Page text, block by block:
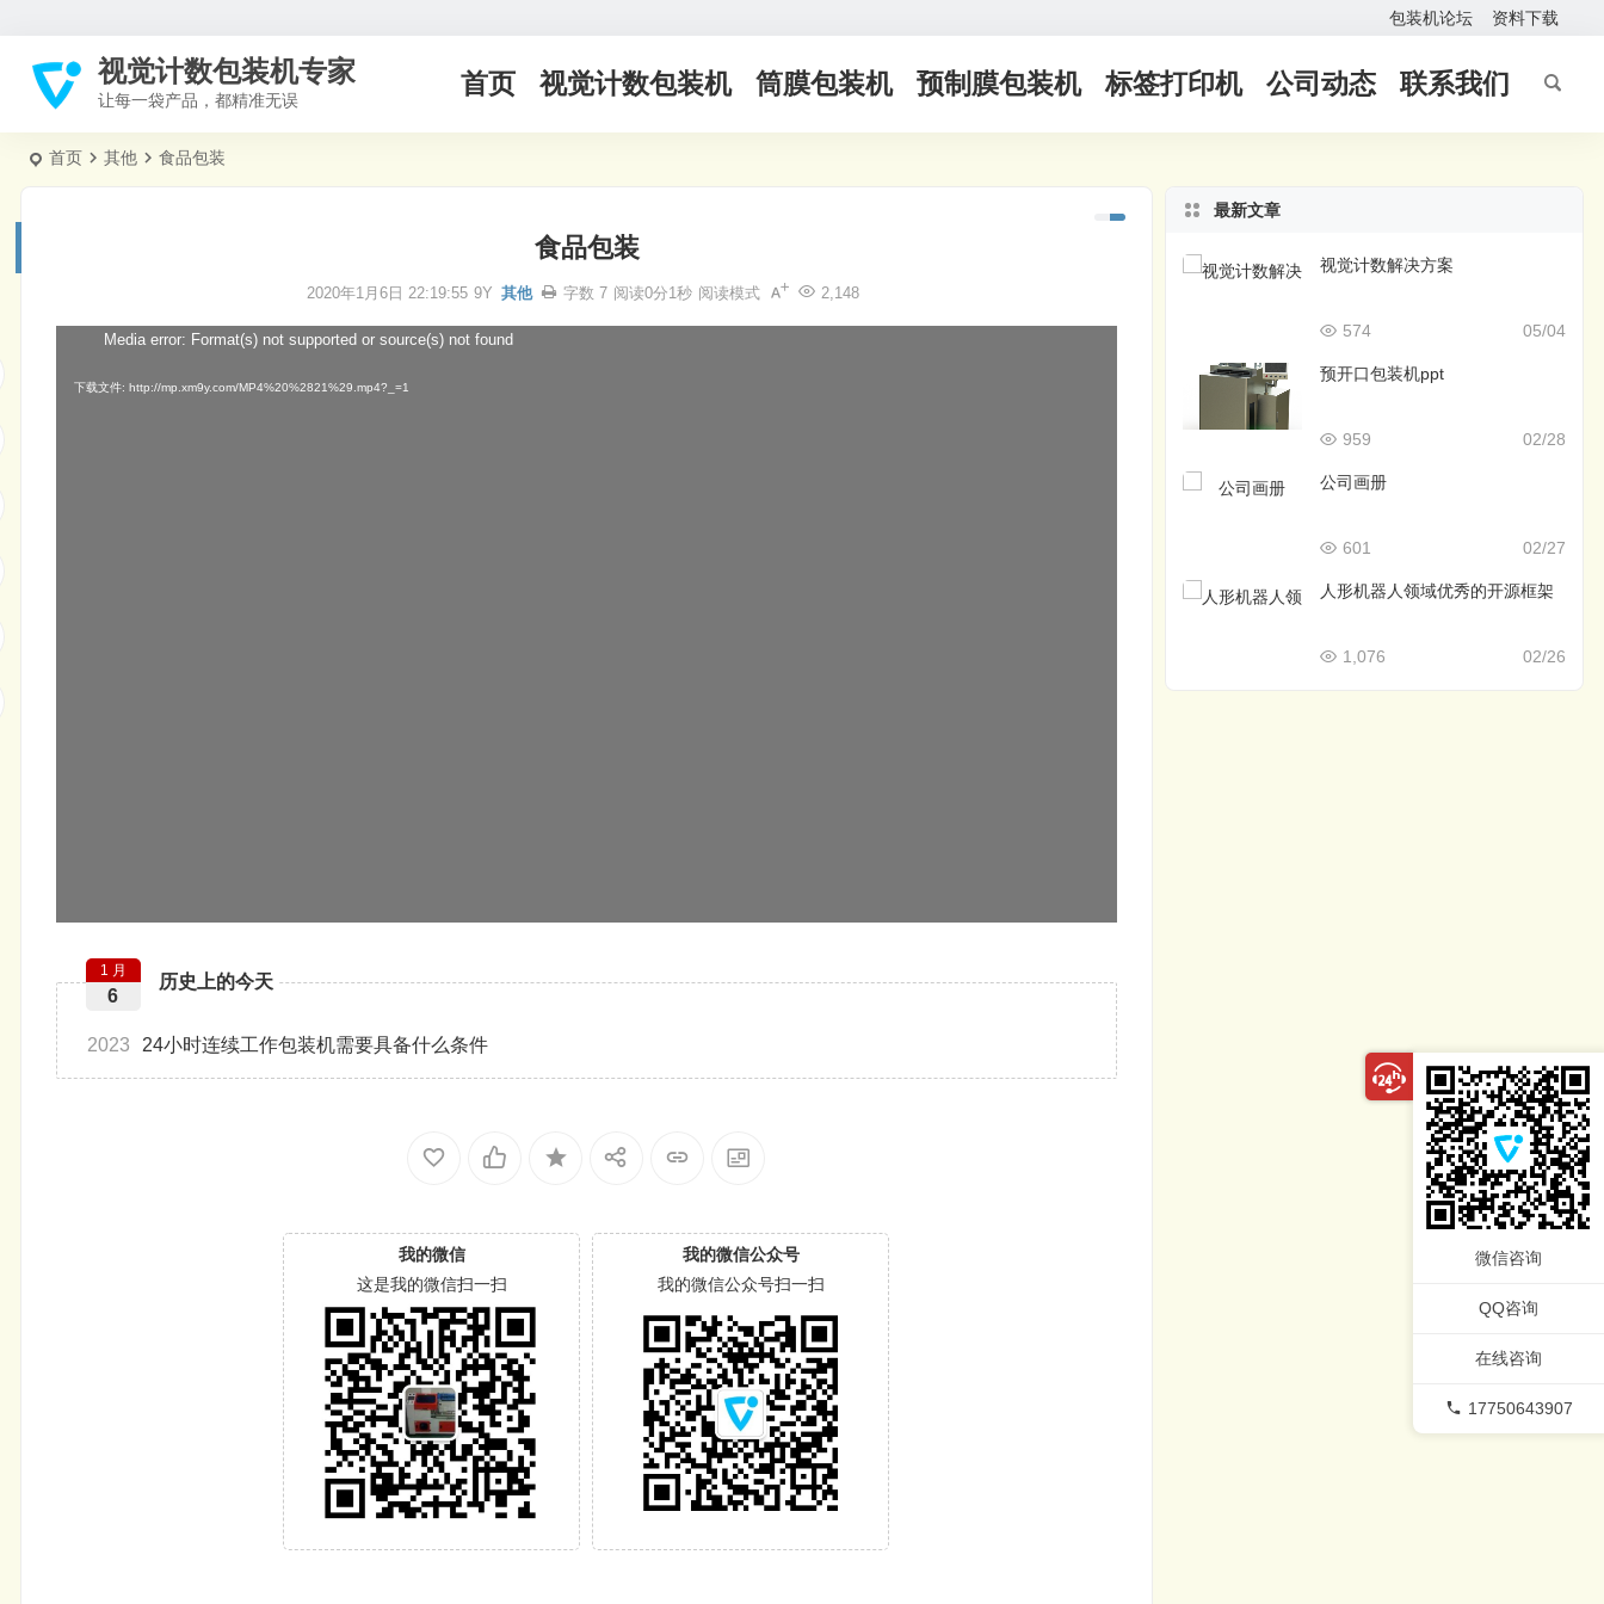
包装机论坛 资料下载
视觉计数包装机专家
让每一袋产品，都精准无误
首页 视觉计数包装机 筒膜包装机 预制膜包装机 标签打印机 公司动态 联系我们
首页 其他 食品包装
食品包装
2020年1月6日 22:19:55 9Y 其他 2,148
字数 7 阅读0分1秒 阅读模式
Media error: Format(s) not supported or source(s) not found
下载文件: http://mp.xm9y.com/MP4%20%2821%29.mp4?_=1
历史上的今天
1 月
6
2023 24小时连续工作包装机需要具备什么条件
我的微信
这是我的微信扫一扫
我的微信公众号
我的微信公众号扫一扫
最新文章
视觉计数解决方案
05/04
574
预开口包装机ppt
02/28
959
公司画册
02/27
601
人形机器人领域优秀的开源框架
02/26
1,076
微信咨询
QQ咨询
在线咨询
17750643907